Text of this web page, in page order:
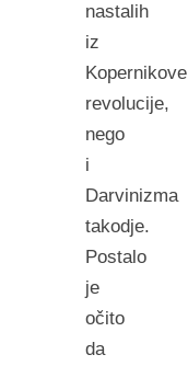
nastalih
iz
Kopernikove
revolucije,
nego
i
Darvinizma
takodje.
Postalo
je
očito
da